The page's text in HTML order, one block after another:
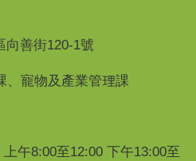
向善街120-1號
、寵物及產業管理課
午8:00至12:00 下午13:00至